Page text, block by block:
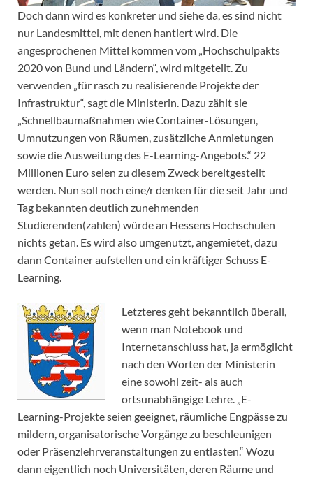
Doch dann wird es konkreter und siehe da, es sind nicht
nur Landesmittel, mit denen hantiert wird. Die
angesprochenen Mittel kommen vom „Hochschulpakts
2020 von Bund und Ländern“, wird mitgeteilt. Zu
verwenden „für rasch zu realisierende Projekte der
Infrastruktur“, sagt die Ministerin. Dazu zählt sie
„Schnellbaumaßnahmen wie Container-Lösungen,
Umnutzungen von Räumen, zusätzliche Anmietungen
sowie die Ausweitung des E-Learning-Angebots.“ 22
Millionen Euro seien zu diesem Zweck bereitgestellt
werden. Nun soll noch eine/r denken für die seit Jahr und
Tag bekannten deutlich zunehmenden
Studierenden(zahlen) würde an Hessens Hochschulen
nichts getan. Es wird also umgenutzt, angemietet, dazu
dann Container aufstellen und ein kräftiger Schuss E-
Learning.
Letzteres geht bekanntlich überall,
wenn man Notebook und
Internetanschluss hat, ja ermöglicht
nach den Worten der Ministerin
eine sowohl zeit- als auch
ortsunabhängige Lehre. „E-
Learning-Projekte seien geeignet, räumliche Engpässe zu
mildern, organisatorische Vorgänge zu beschleunigen
oder Präsenzlehrveranstaltungen zu entlasten.“ Wozu
dann eigentlich noch Universitäten, deren Räume und